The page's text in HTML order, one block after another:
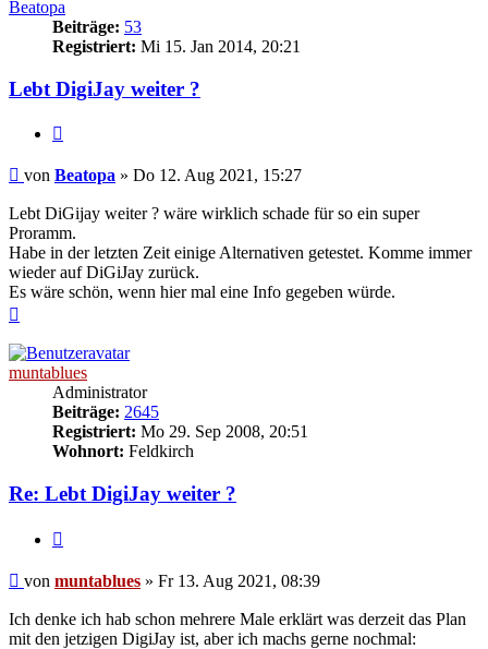
Beatopa
Beiträge: 53
Registriert: Mi 15. Jan 2014, 20:21
Lebt DigiJay weiter ?
Beitrag
von Beatopa » Do 12. Aug 2021, 15:27
Lebt DiGijay weiter ? wäre wirklich schade für so ein super
Proramm.
Habe in der letzten Zeit einige Alternativen getestet. Komme immer
wieder auf DiGiJay zurück.
Es wäre schön, wenn hier mal eine Info gegeben würde.
muntablues
Administrator
Beiträge: 2645
Registriert: Mo 29. Sep 2008, 20:51
Wohnort: Feldkirch
Re: Lebt DigiJay weiter ?
Beitrag
von muntablues » Fr 13. Aug 2021, 08:39
Ich denke ich hab schon mehrere Male erklärt was derzeit das Plan
mit den jetzigen DigiJay ist, aber ich machs gerne nochmal: